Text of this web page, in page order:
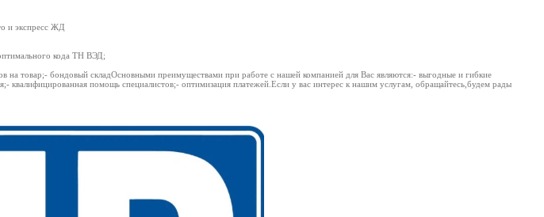
и экспресс ЖД
кода ТН ВЭД;
на товар;- бондовый складОсновными преимуществами при работе с нашей компанией для Вас являются:- выгодные и гибкие
квалифицированная помощь специалистов;- оптимизация платежей.Если у вас интерес к нашим услугам, обращайтесь,будем рады